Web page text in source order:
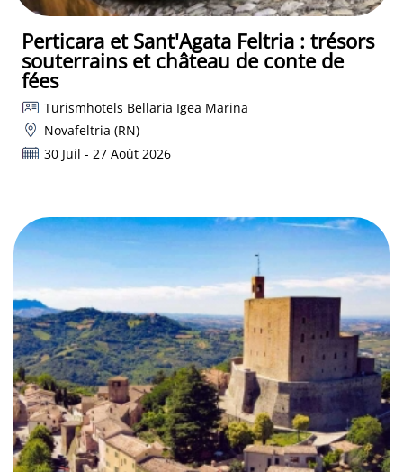
Perticara et Sant'Agata Feltria : trésors
souterrains et château de conte de
fées
Turismhotels Bellaria Igea Marina
Novafeltria (RN)
30 Juil - 27 Août 2026